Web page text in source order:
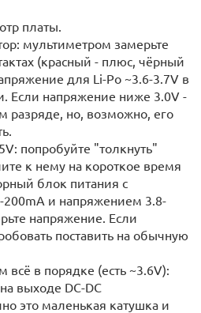
платы.
мультиметром замерьте
(красный - плюс, чёрный
для Li-Po ~3.6-3.7V в
Если напряжение ниже 3.0V -
разряде, но, возможно, его
попробуйте "толкнуть"
к нему на короткое время
блок питания с
200mA и напряжением 3.8-
напряжение. Если
поставить на обычную
всё в порядке (есть ~3.6V):
выходе DC-DC
это маленькая катушка и